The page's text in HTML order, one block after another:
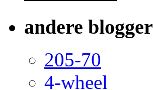
andere blogger
205-70
4-wheel